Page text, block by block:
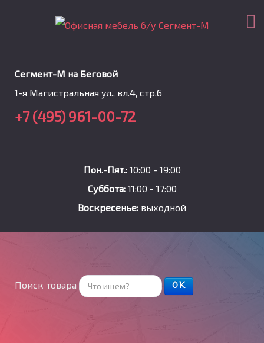
Сегмент-М на Беговой
1-я Магистральная ул., вл.4, стр.6
+7 (495) 961-00-72
Пон.-Пят.: 10:00 - 19:00
Суббота:11:00 - 17:00
Воскресенье: выходной
Поиск товара ОК